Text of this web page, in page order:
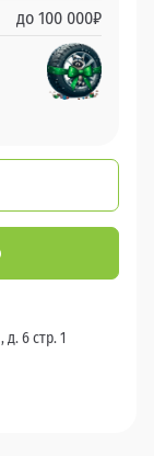
до 100 000₽
6 стр. 1